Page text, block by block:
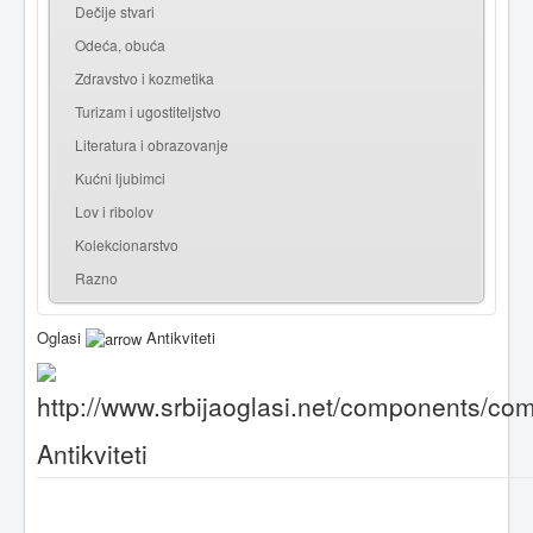
Dečije stvari
Odeća, obuća
Zdravstvo i kozmetika
Turizam i ugostiteljstvo
Literatura i obrazovanje
Kućni ljubimci
Lov i ribolov
Kolekcionarstvo
Razno
Oglasi Antikviteti
Antikviteti